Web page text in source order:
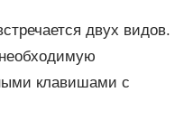
двух видов.
клавишами с